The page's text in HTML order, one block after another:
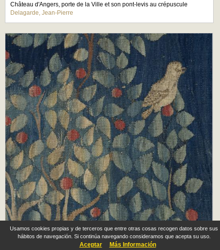
Usamos cookies propias y de terceros que entre otras cosas recogen datos sobre sus
hábitos de navegación. Si continúa navegando consideramos que acepta su uso.
Aceptar Más Información
Château d'Angers, porte de la Ville et son pont-levis au crépuscule
Delagarde, Jean-Pierre